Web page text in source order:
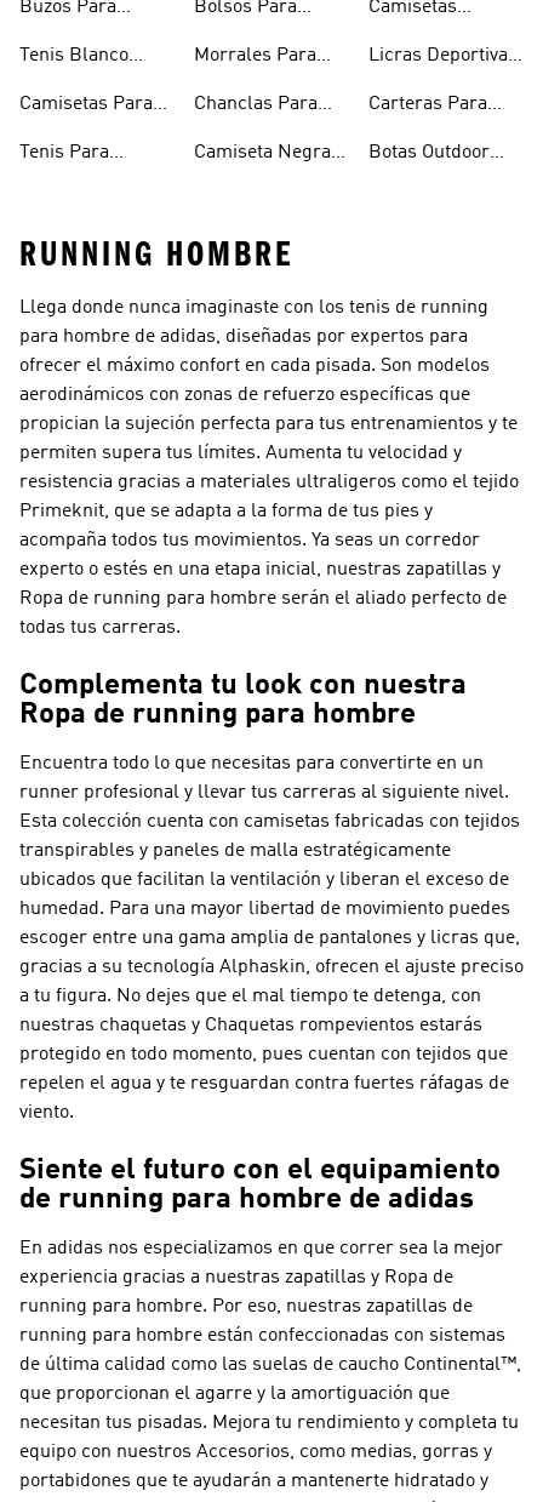
Buzos Para
Tenis Blanco
Camisetas Para
Tenis Para
Bolsos Para
Morrales Para
Chanclas Para
Camiseta Negra
Camisetas
Hombre
Licras Deportivas
Carteras Para
Botas Outdoor
RUNNING HOMBRE
Llega donde nunca imaginaste con los tenis de running
para hombre de adidas, diseñadas por expertos para
ofrecer el máximo confort en cada pisada. Son modelos
aerodinámicos con zonas de refuerzo específicas que
propician la sujeción perfecta para tus entrenamientos y te
permiten supera tus límites. Aumenta tu velocidad y
resistencia gracias a materiales ultraligeros como el tejido
Primeknit, que se adapta a la forma de tus pies y
acompaña todos tus movimientos. Ya seas un corredor
experto o estés en una etapa inicial, nuestras zapatillas y
Ropa de running para hombre serán el aliado perfecto de
todas tus carreras.
Complementa tu look con nuestra
Ropa de running para hombre
Encuentra todo lo que necesitas para convertirte en un
runner profesional y llevar tus carreras al siguiente nivel.
Esta colección cuenta con camisetas fabricadas con tejidos
transpirables y paneles de malla estratégicamente
ubicados que facilitan la ventilación y liberan el exceso de
humedad. Para una mayor libertad de movimiento puedes
escoger entre una gama amplia de pantalones y licras que,
gracias a su tecnología Alphaskin, ofrecen el ajuste preciso
a tu figura. No dejes que el mal tiempo te detenga, con
nuestras chaquetas y Chaquetas rompevientos estarás
protegido en todo momento, pues cuentan con tejidos que
repelen el agua y te resguardan contra fuertes ráfagas de
viento.
Siente el futuro con el equipamiento
de running para hombre de adidas
En adidas nos especializamos en que correr sea la mejor
experiencia gracias a nuestras zapatillas y Ropa de
running para hombre. Por eso, nuestras zapatillas de
running para hombre están confeccionadas con sistemas
de última calidad como las suelas de caucho Continental™,
que proporcionan el agarre y la amortiguación que
necesitan tus pisadas. Mejora tu rendimiento y completa tu
equipo con nuestros Accesorios, como medias, gorras y
portabidones que te ayudarán a mantenerte hidratado y